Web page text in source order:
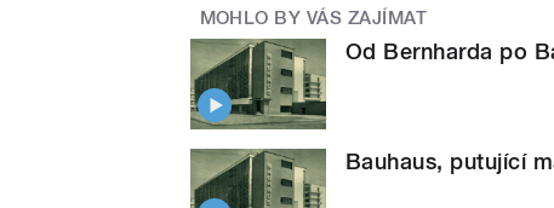
MOHLO BY VÁS ZAJÍMAT
Od Bernharda po
Bauhaus, putující